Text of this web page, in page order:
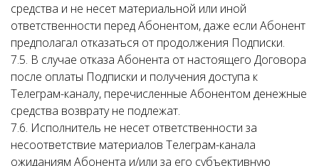
средства и не несет материальной или иной
ответственности перед Абонентом, даже если Абонент
предполагал отказаться от продолжения Подписки.
7.5. В случае отказа Абонента от настоящего Договора
после оплаты Подписки и получения доступа к
Телеграм-каналу, перечисленные Абонентом денежные
средства возврату не подлежат.
7.6. Исполнитель не несет ответственности за
несоответствие материалов Телеграм-канала
ожиданиям Абонента и/или за его субъективную